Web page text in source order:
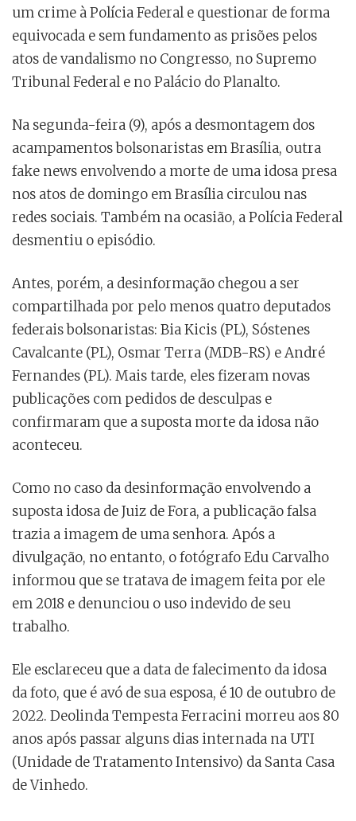
um crime à Polícia Federal e questionar de forma
equivocada e sem fundamento as prisões pelos
atos de vandalismo no Congresso, no Supremo
Tribunal Federal e no Palácio do Planalto.
Na segunda-feira (9), após a desmontagem dos
acampamentos bolsonaristas em Brasília, outra
fake news envolvendo a morte de uma idosa presa
nos atos de domingo em Brasília circulou nas
redes sociais. Também na ocasião, a Polícia Federal
desmentiu o episódio.
Antes, porém, a desinformação chegou a ser
compartilhada por pelo menos quatro deputados
federais bolsonaristas: Bia Kicis (PL), Sóstenes
Cavalcante (PL), Osmar Terra (MDB-RS) e André
Fernandes (PL). Mais tarde, eles fizeram novas
publicações com pedidos de desculpas e
confirmaram que a suposta morte da idosa não
aconteceu.
Como no caso da desinformação envolvendo a
suposta idosa de Juiz de Fora, a publicação falsa
trazia a imagem de uma senhora. Após a
divulgação, no entanto, o fotógrafo Edu Carvalho
informou que se tratava de imagem feita por ele
em 2018 e denunciou o uso indevido de seu
trabalho.
Ele esclareceu que a data de falecimento da idosa
da foto, que é avó de sua esposa, é 10 de outubro de
2022. Deolinda Tempesta Ferracini morreu aos 80
anos após passar alguns dias internada na UTI
(Unidade de Tratamento Intensivo) da Santa Casa
de Vinhedo.